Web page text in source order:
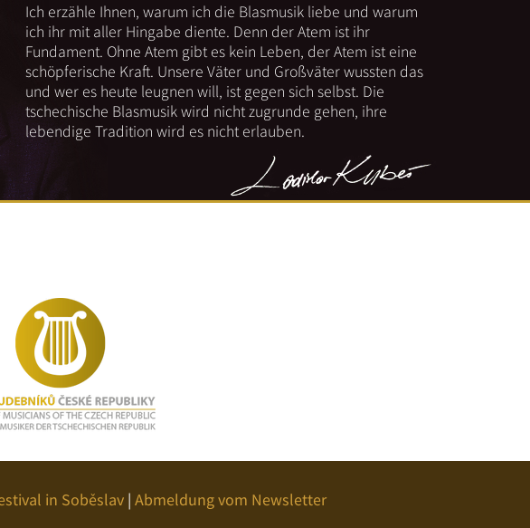
Ich erzähle Ihnen, warum ich die Blasmusik liebe und warum
ich ihr mit aller Hingabe diente. Denn der Atem ist ihr
Fundament. Ohne Atem gibt es kein Leben, der Atem ist eine
schöpferische Kraft. Unsere Väter und Großväter wussten das
und wer es heute leugnen will, ist gegen sich selbst. Die
tschechische Blasmusik wird nicht zugrunde gehen, ihre
lebendige Tradition wird es nicht erlauben.
in Soběslav | Abmeldung vom Newsletter